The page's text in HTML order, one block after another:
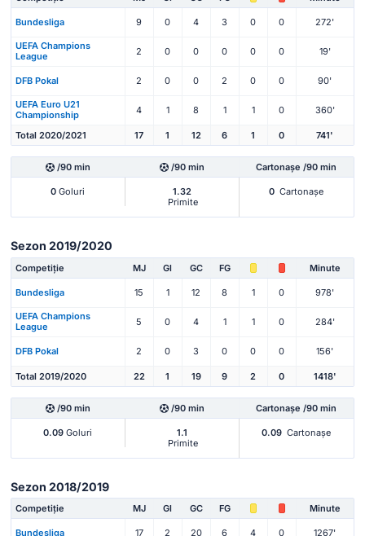
Bundesliga 9 0 4 3 0 0 272'
UEFA Champions
League
2 0 0 0 0 0 19'
DFB Pokal 2 0 0 2 0 0 90'
UEFA Euro U21
Championship
4 1 8 1 1 0 360'
Total 2020/2021 17 1 12 6 1 0 741'
/90 min /90 min Cartonașe /90 min
0 Goluri
1.32
Primite
0 Cartonașe
Sezon 2019/2020
Competiție MJ Gl GC FG Minute
Bundesliga 15 1 12 8 1 0 978'
UEFA Champions
League
5 0 4 1 1 0 284'
DFB Pokal 2 0 3 0 0 0 156'
Total 2019/2020 22 1 19 9 2 0 1418'
/90 min /90 min Cartonașe /90 min
0.09 Goluri
1.1
Primite
0.09 Cartonașe
Sezon 2018/2019
Competiție MJ Gl GC FG Minute
Bundesliga 17 2 20 6 4 0 1267'